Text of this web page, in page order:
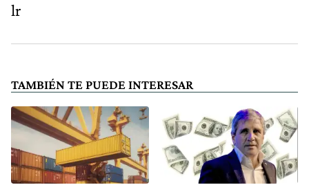
lr
TAMBIÉN TE PUEDE INTERESAR